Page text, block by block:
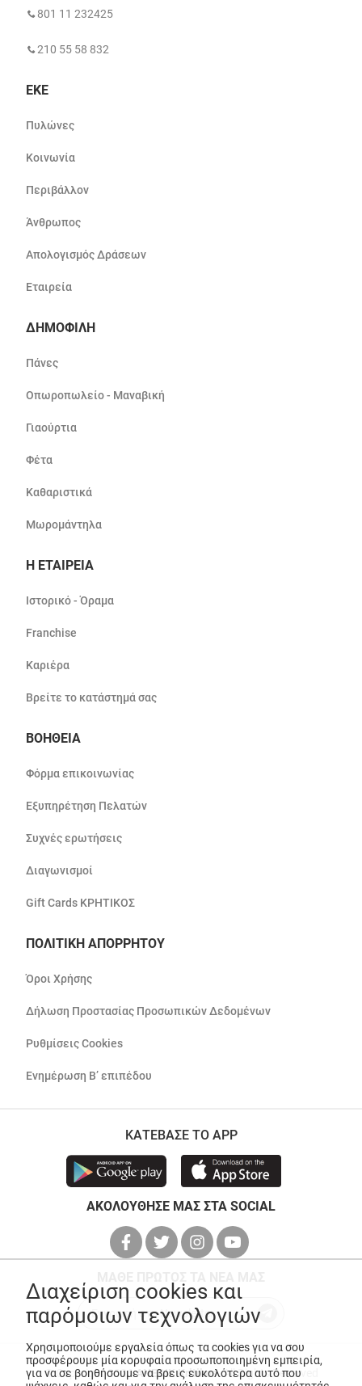
801 11 232425
210 55 58 832
ΕΚΕ
Πυλώνες
Κοινωνία
Περιβάλλον
Άνθρωπος
Απολογισμός Δράσεων
Εταιρεία
ΔΗΜΟΦΙΛΗ
Πάνες
Οπωροπωλείο - Μαναβική
Γιαούρτια
Φέτα
Καθαριστικά
Μωρομάντηλα
Η ΕΤΑΙΡΕΙΑ
Ιστορικό - Όραμα
Franchise
Καριέρα
Βρείτε το κατάστημά σας
ΒΟΗΘΕΙΑ
Φόρμα επικοινωνίας
Εξυπηρέτηση Πελατών
Συχνές ερωτήσεις
Διαγωνισμοί
Gift Cards ΚΡΗΤΙΚΟΣ
ΠΟΛΙΤΙΚΗ ΑΠΟΡΡΗΤΟΥ
Όροι Χρήσης
Δήλωση Προστασίας Προσωπικών Δεδομένων
Ρυθμίσεις Cookies
Ενημέρωση Β’ επιπέδου
ΚΑΤΕΒΑΣΕ ΤΟ APP
ΑΚΟΛΟΥΘΗΣΕ ΜΑΣ ΣΤΑ SOCIAL
© Copyright 2026ANEDIK Kritikos. All Rights Reserved
Διαχείριση cookies και
παρόμοιων τεχνολογιών
Χρησιμοποιούμε εργαλεία όπως τα cookies για να σου
προσφέρουμε μία κορυφαία προσωποποιημένη εμπειρία,
για να σε βοηθήσουμε να βρεις ευκολότερα αυτό που